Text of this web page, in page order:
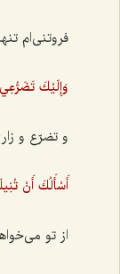
فروتنی‌ام
وَإِلَيْكَ تَضَرُّعِي
و تضرّع و
أَسْأَلُكَ أَنْ
از تو